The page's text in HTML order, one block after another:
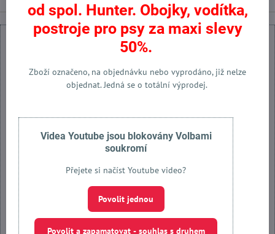
Externí obsah je blokován Volbami soukromí
Povolit jednou
Povolit a zapamatovat - souhlas s druhem cookie: Funkční
Otevřít obsah v novém okně
od spol. Hunter. Obojky, vodítka,
postroje pro psy za maxi slevy
50%.
Zboží označeno, na objednávku nebo vyprodáno, již nelze
objednat. Jedná se o totální výprodej.
Videa Youtube jsou blokovány Volbami
soukromí
Přejete si načíst Youtube video?
Povolit jednou
Povolit a zapamatovat - souhlas s druhem